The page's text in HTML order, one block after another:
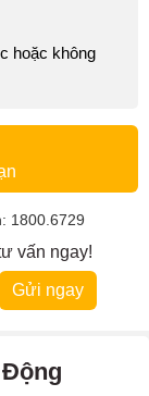
hoặc không
1800.6729
vấn ngay!
Gửi ngay